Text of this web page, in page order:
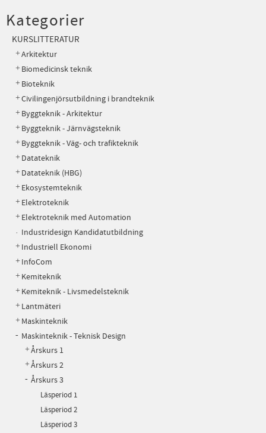
Kategorier
KURSLITTERATUR
Arkitektur
Biomedicinsk teknik
Bioteknik
Civilingenjörsutbildning i brandteknik
Byggteknik - Arkitektur
Byggteknik - Järnvägsteknik
Byggteknik - Väg- och trafikteknik
Datateknik
Datateknik (HBG)
Ekosystemteknik
Elektroteknik
Elektroteknik med Automation
Industridesign Kandidatutbildning
Industriell Ekonomi
InfoCom
Kemiteknik
Kemiteknik - Livsmedelsteknik
Lantmäteri
Maskinteknik
Maskinteknik - Teknisk Design
Årskurs 1
Årskurs 2
Årskurs 3
Läsperiod 1
Läsperiod 2
Läsperiod 3